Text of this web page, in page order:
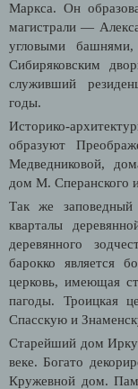
Маркса. Он
магистрали —
угловыми
Сибиряковским
служивший
годы.
Историко-
образуют
Медведниковой,
дом М. Сперанского
Так же заповедный
кварталы
деревянного
барокко является
церковь, имеющая
пагоды. Троицкая
Спасскую и
Старейший дом
веке. Богато
Кружевной дом.